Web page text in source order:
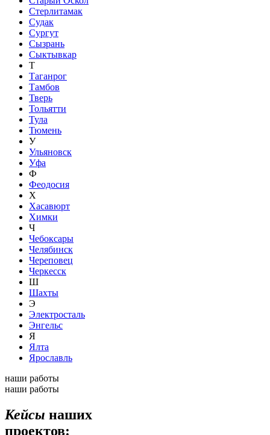
Стерлитамак
Судак
Сургут
Сызрань
Сыктывкар
Т
Таганрог
Тамбов
Тверь
Тольятти
Тула
Тюмень
У
Ульяновск
Уфа
Ф
Феодосия
Х
Хасавюрт
Химки
Ч
Чебоксары
Челябинск
Череповец
Черкесск
Ш
Шахты
Э
Электросталь
Энгельс
Я
Ялта
Ярославль
наши работы
наши работы
Кейсы наших
проектов: